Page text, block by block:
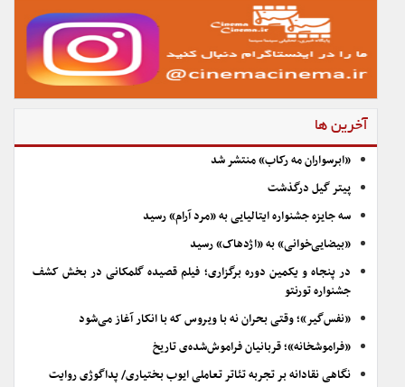
آخرین ها
«ابرسواران مه رکاب» منتشر شد
پیتر گیل درگذشت
سه جایزه جشنواره ایتالیایی به «مرد آرام» رسید
«بیضایی‌خوانی» به «اژدهاک» رسید
در پنجاه و یکمین دوره برگزاری؛ فیلم قصیده گلمکانی در بخش کشف
جشنواره تورنتو
«نفس‌گیر»؛ وقتی بحران نه با ویروس که با انکار آغاز می‌شود
«فراموشخانه»؛ قربانیان فراموش‌شده‌ی تاریخ
نگاهی نقادانه بر تجربه تئاتر تعاملی ایوب بختیاری/ پداگوژی روایت